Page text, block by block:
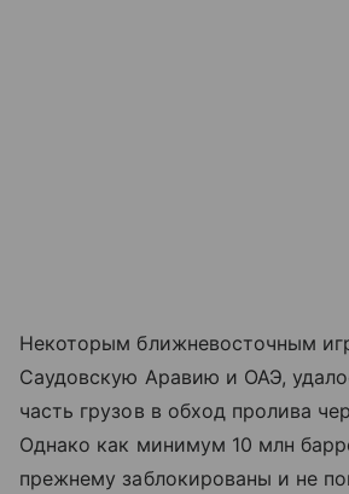
Некоторым ближневосточным
Саудовскую Аравию и ОАЭ,
часть грузов в обход пролива
Однако как минимум 10 млн
прежнему заблокированы и не